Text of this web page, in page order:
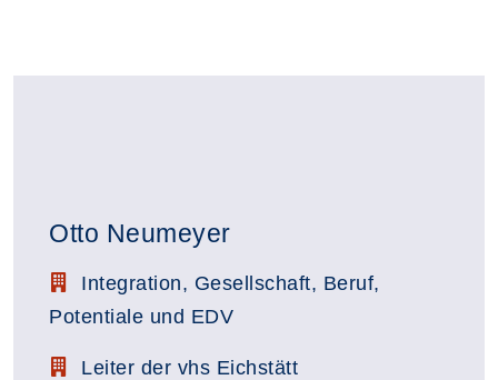
Otto Neumeyer
Stellenbezeichnung:
Integration, Gesellschaft, Beruf,
Potentiale und EDV
Zimmerbezeichnung:
Leiter der vhs Eichstätt